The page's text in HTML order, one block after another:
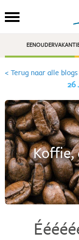
< Terug naar alle blogs
26